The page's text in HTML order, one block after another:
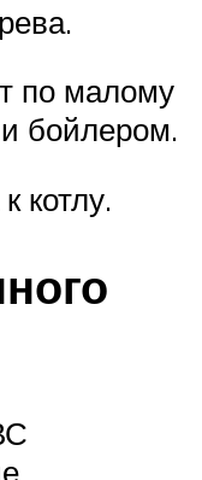
по малому
бойлером.
котлу.